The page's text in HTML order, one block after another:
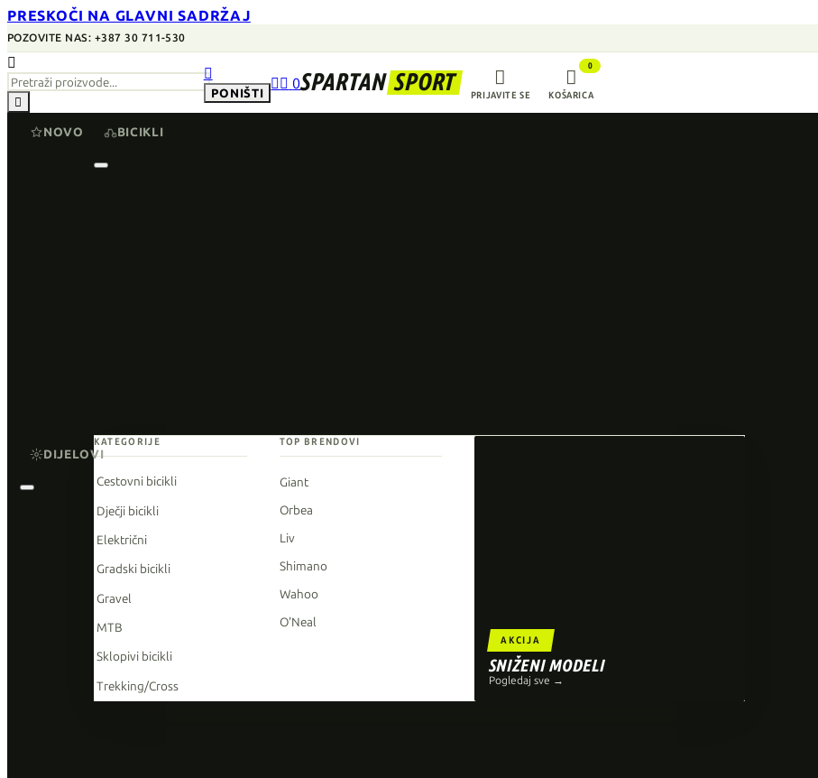
PRESKOČI NA GLAVNI SADRŽAJ
POZOVITE NAS: +387 30 711-530
SPARTAN SPORT



PONIŠTI

PRIJAVITE SE

KOŠARICA
0
 0
NOVO BICIKLI
KATEGORIJE
Cestovni bicikli
Dječji bicikli
Električni
Gradski bicikli
Gravel
MTB
Sklopivi bicikli
Trekking/Cross
TOP BRENDOVI
Giant
Orbea
Liv
Shimano
Wahoo
O'Neal
AKCIJA
SNIŽENI MODELI
Pogledaj sve →
DIJELOVI